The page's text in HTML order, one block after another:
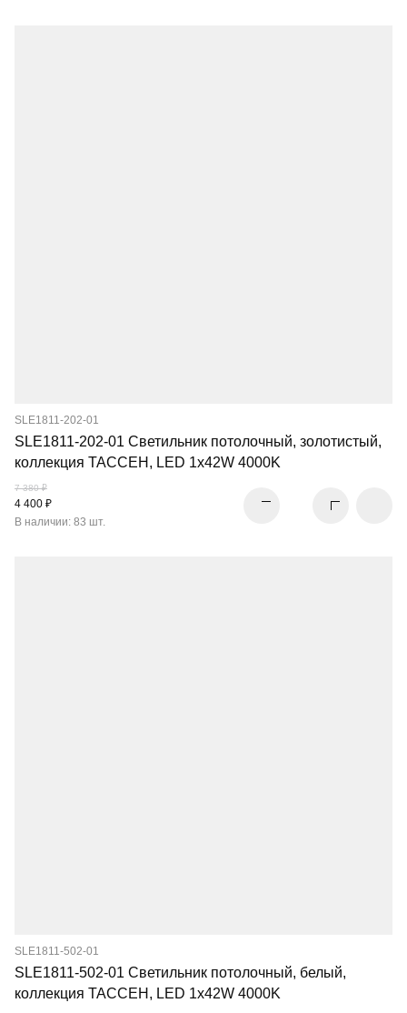
SLE1811-202-01
SLE1811-202-01 Светильник потолочный, золотистый,
коллекция ТАССЕН, LED 1x42W 4000K
7 380 ₽
4 400 ₽
В наличии: 83 шт.
SLE1811-502-01
SLE1811-502-01 Светильник потолочный, белый,
коллекция ТАССЕН, LED 1x42W 4000K